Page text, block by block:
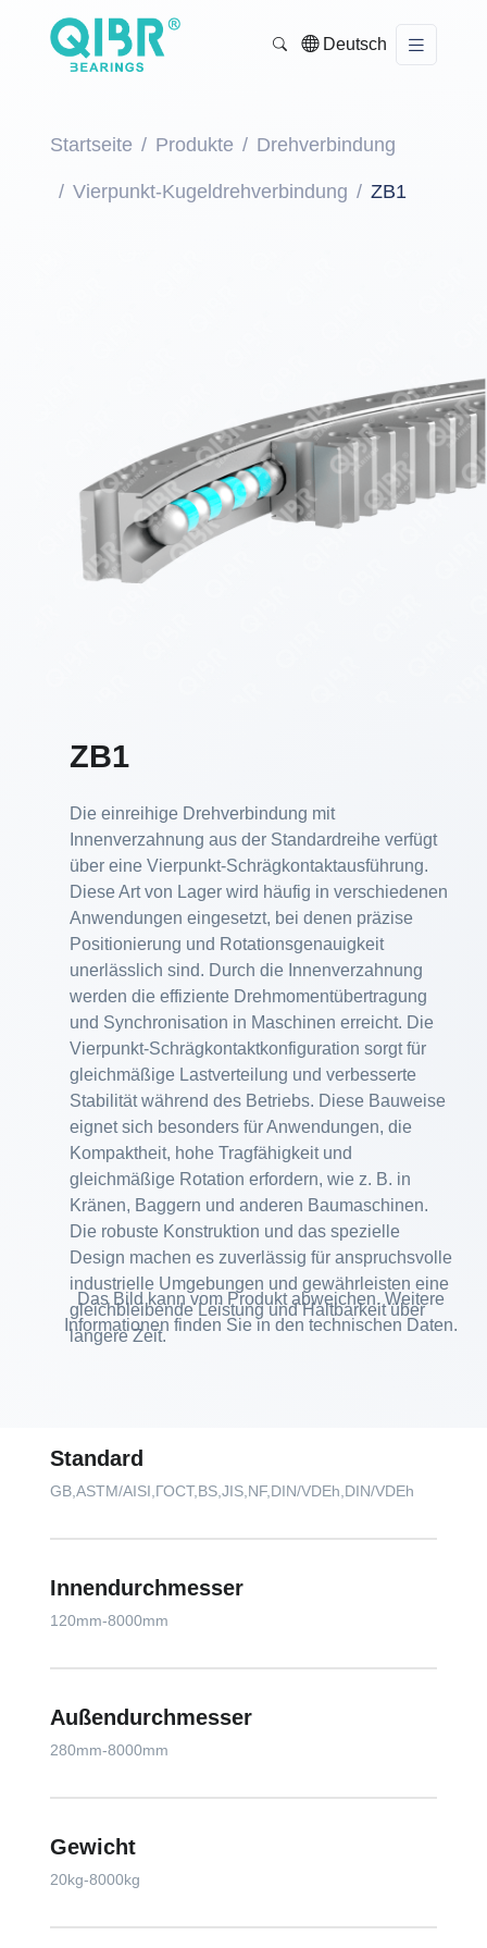
Deutsch
Startseite Produkte Drehverbindung
Vierpunkt-Kugeldrehverbindung ZB1
Das Bild kann vom Produkt abweichen. Weitere
Informationen finden Sie in den technischen Daten.
ZB1
Die einreihige Drehverbindung mit
Innenverzahnung aus der Standardreihe verfügt
über eine Vierpunkt-Schrägkontaktausführung.
Diese Art von Lager wird häufig in verschiedenen
Anwendungen eingesetzt, bei denen präzise
Positionierung und Rotationsgenauigkeit
unerlässlich sind. Durch die Innenverzahnung
werden die effiziente Drehmomentübertragung
und Synchronisation in Maschinen erreicht. Die
Vierpunkt-Schrägkontaktkonfiguration sorgt für
gleichmäßige Lastverteilung und verbesserte
Stabilität während des Betriebs. Diese Bauweise
eignet sich besonders für Anwendungen, die
Kompaktheit, hohe Tragfähigkeit und
gleichmäßige Rotation erfordern, wie z. B. in
Kränen, Baggern und anderen Baumaschinen.
Die robuste Konstruktion und das spezielle
Design machen es zuverlässig für anspruchsvolle
industrielle Umgebungen und gewährleisten eine
gleichbleibende Leistung und Haltbarkeit über
längere Zeit.
Standard
GB,ASTM/AISI,ГОСТ,BS,JIS,NF,DIN/VDEh,DIN/VDEh
Innendurchmesser
120mm-8000mm
Außendurchmesser
280mm-8000mm
Gewicht
20kg-8000kg